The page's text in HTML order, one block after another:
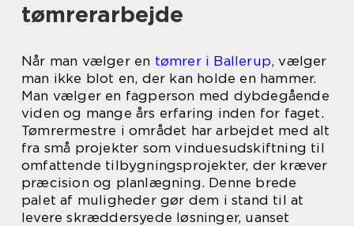
tømrerarbejde
Når man vælger en tømrer i Ballerup, vælger
man ikke blot en, der kan holde en hammer.
Man vælger en fagperson med dybdegående
viden og mange års erfaring inden for faget.
Tømrermestre i området har arbejdet med alt
fra små projekter som vinduesudskiftning til
omfattende tilbygningsprojekter, der kræver
præcision og planlægning. Denne brede
palet af muligheder gør dem i stand til at
levere skræddersyede løsninger, uanset